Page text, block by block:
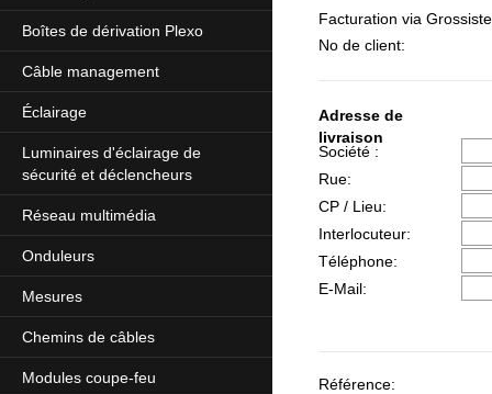
Boîtes de dérivation Plexo
Câble management
Éclairage
Luminaires d'éclairage de
sécurité et déclencheurs
Réseau multimédia
Onduleurs
Mesures
Chemins de câbles
Modules coupe-feu
Facturation via
No de client:
Adresse de
livraison
Société :
Rue:
CP / Lieu:
Interlocuteur:
Téléphone:
E-Mail:
Référence: